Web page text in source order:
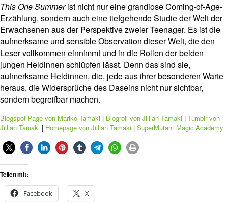
This One Summerist nicht nur eine grandiose Coming-of-Age-
Erzählung, sondern auch eine tiefgehende Studie der Welt der
Erwachsenen aus der Perspektive zweier Teenager. Es ist die
aufmerksame und sensible Observation dieser Welt, die den
Leser vollkommen einnimmt und in die Rollen der beiden
jungen Heldinnen schlüpfen lässt. Denn das sind sie,
aufmerksame Heldinnen, die, jede aus ihrer besonderen Warte
heraus, die Widersprüche des Daseins nicht nur sichtbar,
sondern begreifbar machen.
Blogspot-Page von Mariko Tamaki | Blogroll von Jillian Tamaki | Tumblr von
Jillian Tamaki | Homepage von Jillian Tamaki | SuperMutant Magic Academy
Teilen mit:
Facebook X